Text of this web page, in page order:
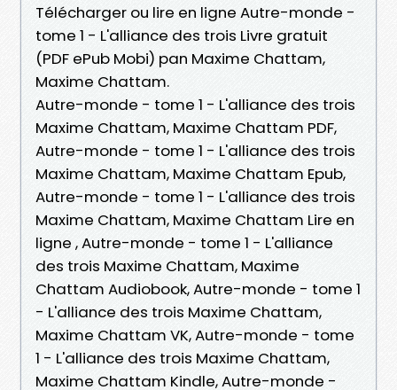
Télécharger ou lire en ligne Autre-monde -
tome 1 - L'alliance des trois Livre gratuit
(PDF ePub Mobi) pan Maxime Chattam,
Maxime Chattam.
Autre-monde - tome 1 - L'alliance des trois
Maxime Chattam, Maxime Chattam PDF,
Autre-monde - tome 1 - L'alliance des trois
Maxime Chattam, Maxime Chattam Epub,
Autre-monde - tome 1 - L'alliance des trois
Maxime Chattam, Maxime Chattam Lire en
ligne , Autre-monde - tome 1 - L'alliance
des trois Maxime Chattam, Maxime
Chattam Audiobook, Autre-monde - tome 1
- L'alliance des trois Maxime Chattam,
Maxime Chattam VK, Autre-monde - tome
1 - L'alliance des trois Maxime Chattam,
Maxime Chattam Kindle, Autre-monde -